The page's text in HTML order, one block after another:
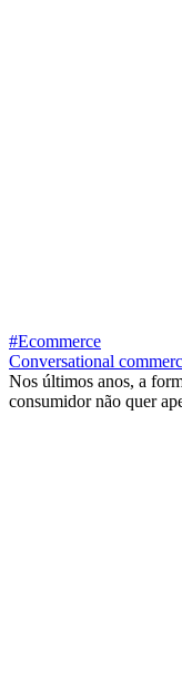
#Ecommerce
Conversational
Nos últimos anos, a
consumidor não quer